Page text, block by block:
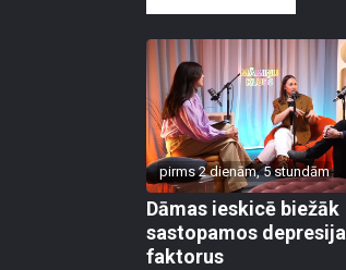
pirms 2 dienām, 5 stundām
Dāmas ieskicē biežāk
sastopamos
faktorus